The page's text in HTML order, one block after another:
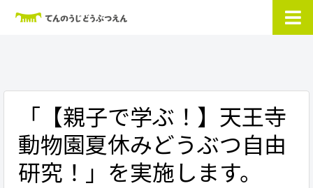
「【親子で学ぶ！】天王寺
動物園夏休みどうぶつ自由
研究！」を実施します。